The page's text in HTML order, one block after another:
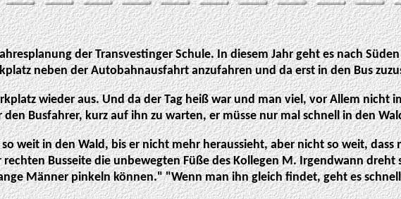
der Transvestinger Schule. In diesem Jahr geht es nach
neben der Autobahnausfahrt anzufahren und da erst in den Bus
wieder aus. Und da der Tag heiß war und man viel, vor Allem
Busfahrer, kurz auf ihn zu warten, er müsse nur mal schnell in den
weit in den Wald, bis er nicht mehr heraussieht, aber nicht so weit,
Busseite die unbewegten Füße des Kollegen M. Irgendwann dreht
Männer pinkeln können.""Wenn man ihn gleich findet, geht es